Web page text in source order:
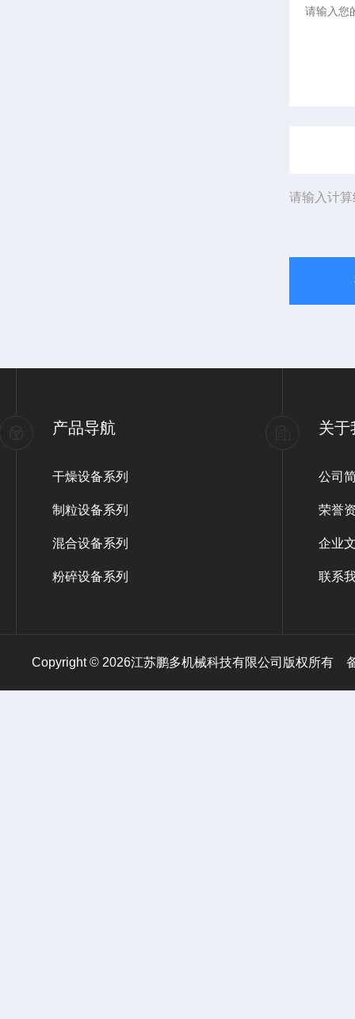
请输入计
产品导航
干燥设备系列
制粒设备系列
混合设备系列
粉碎设备系列
关于
公司
荣誉
企业
联系
Copyright © 2026江苏鹏多机械科技有限公司版权所有